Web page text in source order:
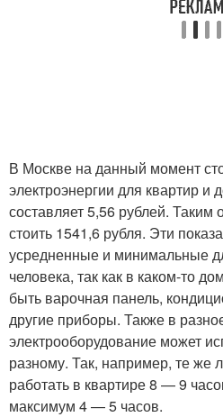
В Москве на данный момент
электроэнергии для квартир и
составляет 5,56 рублей. Таким
стоить 1541,6 рубля. Эти
усредненные и минимальные
человека, так как в каком-то
быть варочная панель,
другие приборы. Также в
электрооборудование может
разному. Так, например, те же
работать в квартире 8 — 9
максимум 4 — 5 часов.